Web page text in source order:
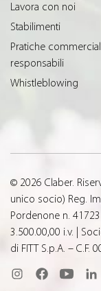
Lavora con noi
Stabilimenti
Pratiche
responsabili
Whistleblowing
© 2026 Claber.
unico socio) Reg.
Pordenone n. 41723
3.500.00,00 i.v. |
di FITT S.p.A. – C.F.